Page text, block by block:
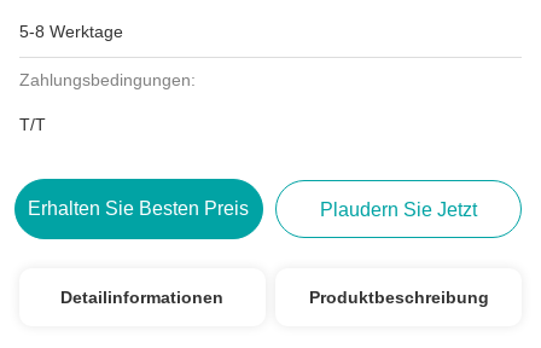
5-8 Werktage
Zahlungsbedingungen:
T/T
Erhalten Sie Besten Preis Plaudern Sie Jetzt
Detailinformationen Produktbeschreibung